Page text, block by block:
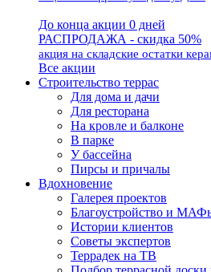
До конца акции 0 дней
РАСПРОДАЖА - скидка 50%
акция на складские остатки
Все акции
Строительство террас
Для дома и дачи
Для ресторана
На кровле и балконе
В парке
У бассейна
Пирсы и причалы
Вдохновение
Галерея проектов
Благоустройство и
Истории клиентов
Советы экспертов
Террадек на ТВ